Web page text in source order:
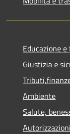
Educazione
Giustizia e
Ambiente
Salute,
Autorizzazioni